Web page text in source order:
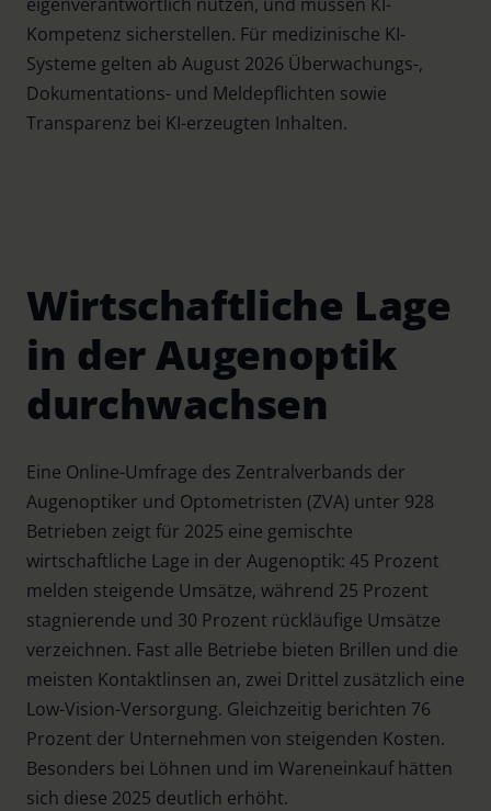
Kompetenz sicherstellen. Für medizinische KI-
Systeme gelten ab August 2026 Überwachungs-,
Dokumentations- und Meldepflichten sowie
Transparenz bei KI-erzeugten Inhalten.
Wirtschaftliche Lage
in der Augenoptik
durchwachsen
Eine Online-Umfrage des Zentralverbands der
Augenoptiker und Optometristen (ZVA) unter 928
Betrieben zeigt für 2025 eine gemischte
wirtschaftliche Lage in der Augenoptik: 45 Prozent
melden steigende Umsätze, während 25 Prozent
stagnierende und 30 Prozent rückläufige Umsätze
verzeichnen. Fast alle Betriebe bieten Brillen und die
meisten Kontaktlinsen an, zwei Drittel zusätzlich eine
Low-Vision-Versorgung. Gleichzeitig berichten 76
Prozent der Unternehmen von steigenden Kosten.
Besonders bei Löhnen und im Wareneinkauf hätten
sich diese 2025 deutlich erhöht.